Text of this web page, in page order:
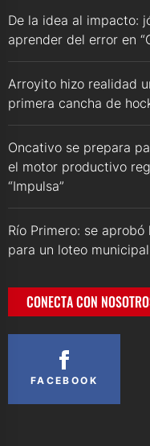
De la idea al impacto:
aprender del error en
Arroyito hizo realidad
primera cancha de
Oncativo se prepara
el motor productivo
“Impulsa”
Río Primero: se
para un loteo municipal
CONECTA CON
FACEBOOK